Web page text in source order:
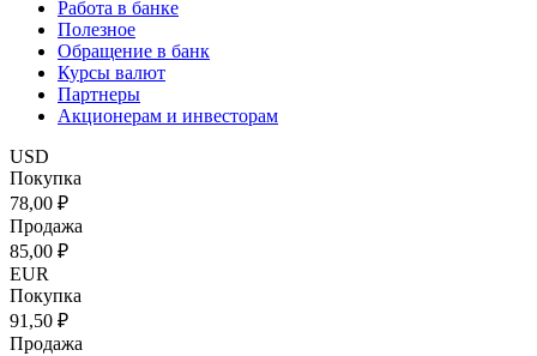
Работа в банке
Полезное
Обращение в банк
Курсы валют
Партнеры
Акционерам и инвесторам
USD
Покупка
78,00 ₽
Продажа
85,00 ₽
EUR
Покупка
91,50 ₽
Продажа